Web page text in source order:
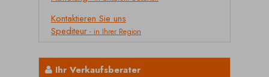
Kontaktieren Sie uns
Spediteur - in Ihrer Region
Ihr Verkaufsberater